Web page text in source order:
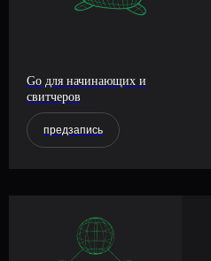
Go для начинающих и
свитчеров
предзапись